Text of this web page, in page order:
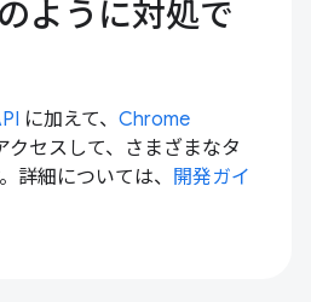
ように対処で
に加えて、 Chrome
クセスして、さまざまなタ
詳細については、 開発ガイ